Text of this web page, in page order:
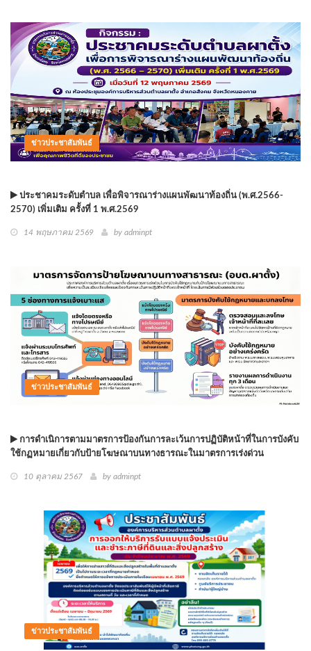
ข่าวประชาสัมพันธ์
ประชาคมระดับตำบล เพื่อพิจารณาร่างแผนพัฒนาท้องถิ่น (พ.ศ.2566-
2570) เพิ่มเติม ครั้งที่ 1 พ.ศ.2569
14 พฤษภาคม 2569 by adminpt
ข่าวประชาสัมพันธ์
การดำเนิการตามมาตรการป้องกันการละเว้นการปฏิบัติหน้าที่ในการบังคับ
ใช้กฏหมายเกี่ยวกับป้ายโฆษณาบนทางธารณะในมาตรการเร่งด่วน
10 ตุลาคม 2567 by adminpt
ข่าวประชาสัมพันธ์